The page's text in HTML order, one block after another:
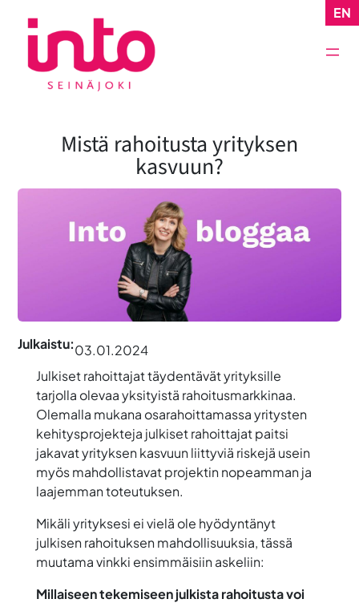
sisältöön
EN
Mistä rahoitusta yrityksen
kasvuun?
Julkaistu:03.01.2024
Julkiset rahoittajat täydentävät yrityksille
tarjolla olevaa yksityistä rahoitusmarkkinaa.
Olemalla mukana osarahoittamassa yritysten
kehitysprojekteja julkiset rahoittajat paitsi
jakavat yrityksen kasvuun liittyviä riskejä usein
myös mahdollistavat projektin nopeamman ja
laajemman toteutuksen.
Mikäli yrityksesi ei vielä ole hyödyntänyt
julkisen rahoituksen mahdollisuuksia, tässä
muutama vinkki ensimmäisiin askeliin:
Millaiseen tekemiseen julkista rahoitusta voi